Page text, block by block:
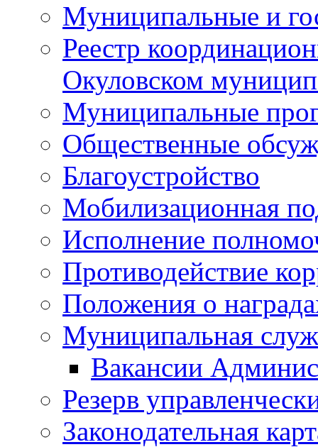
Муниципальные и
Реестр
Окуловском
Муниципальные
Общественные
Благоустройство
Мобилизационная
Исполнение
Противодействие
Положения о
Муниципальная
Вакансии
Резерв
Законодательная